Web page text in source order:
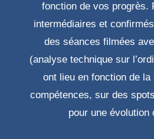
fonction de vos progrès.
intermédiaires et
des séances filmées
(analyse technique sur
ont lieu en fonction de la
compétences, sur des
pour une évolution